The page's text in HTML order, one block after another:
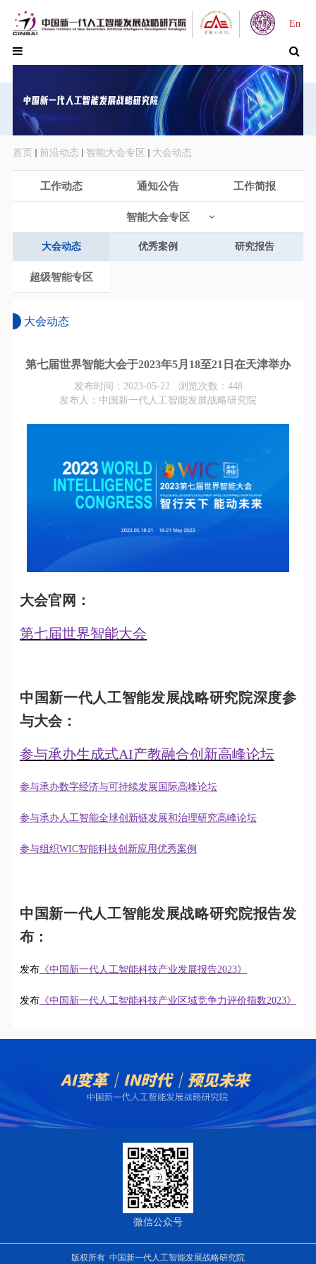
En
首页 前沿动态 智能大会专区 大会动态
工作动态 通知公告 工作简报
智能大会专区
大会动态 优秀案例 研究报告
超级智能专区
大会动态
第七届世界智能大会于2023年5月18至21日在天津举办
发布时间：2023-05-22 浏览次数： 448
发布人：中国新一代人工智能发展战略研究院
大会官网：
第七届世界智能大会
中国新一代人工智能发展战略研究院深度参
与大会：
参与承办生成式AI产教融合创新高峰论坛
参与承办数字经济与可持续发展国际高峰论坛
参与承办人工智能全球创新链发展和治理研究高峰论坛
参与组织WIC智能科技创新应用优秀案例
中国新一代人工智能发展战略研究院报告发
布：
发布《中国新一代人工智能科技产业发展报告2023》
发布《中国新一代人工智能科技产业区域竞争力评价指数2023》
微信公众号
版权所有 中国新一代人工智能发展战略研究院